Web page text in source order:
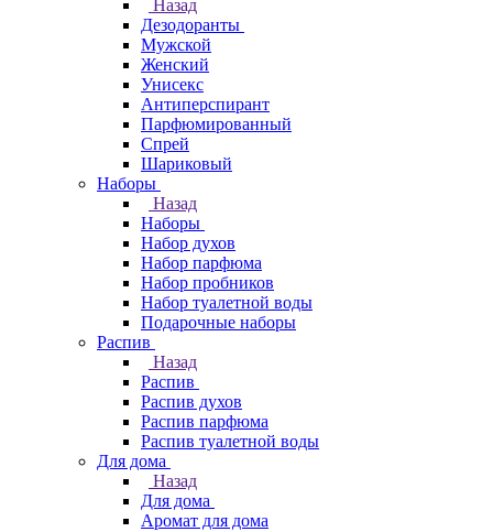
Назад
Дезодоранты
Мужской
Женский
Унисекс
Антиперспирант
Парфюмированный
Спрей
Шариковый
Наборы
Назад
Наборы
Набор духов
Набор парфюма
Набор пробников
Набор туалетной воды
Подарочные наборы
Распив
Назад
Распив
Распив духов
Распив парфюма
Распив туалетной воды
Для дома
Назад
Для дома
Аромат для дома